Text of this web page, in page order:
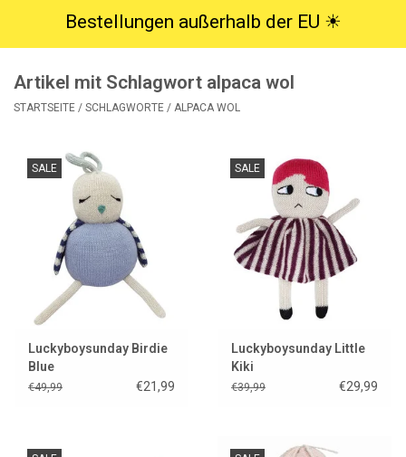
SALE
Info
Lookbooks
Bestellungen außerhalb der EU ☀︎
Artikel mit Schlagwort alpaca wol
STARTSEITE / SCHLAGWORTE / ALPACA WOL
SALE
Luckyboysunday Birdie
Blue
€49,99 €21,99
SALE
Luckyboysunday Little
Kiki
€39,99 €29,99